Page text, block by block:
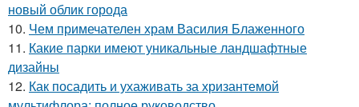
новый облик города
10. Чем примечателен храм Василия Блаженного
11. Какие парки имеют уникальные ландшафтные
дизайны
12. Как посадить и ухаживать за хризантемой